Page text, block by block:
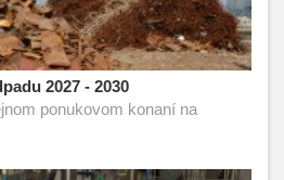
2027 - 2030
ponukovom konaní na